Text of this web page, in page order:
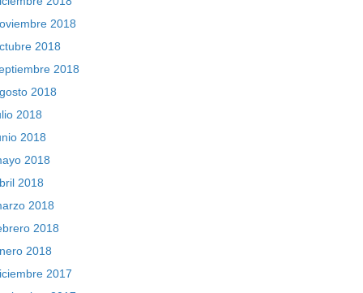
2018
2018
2018
2018
2018
2018
2018
2018
2018
2018
2018
2017